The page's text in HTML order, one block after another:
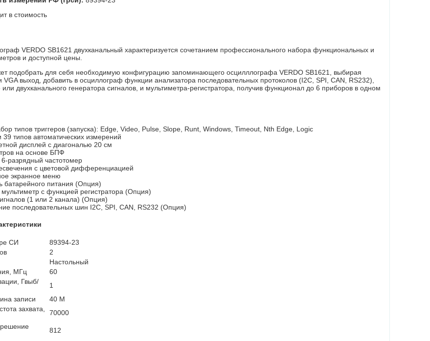
в стоимость
VERDO SB1621 двухканальный характеризуется сочетанием профессионального набора функциональных и
и доступной цены.
подобрать для себя необходимую конфигурацию запоминающего осцилллографа VERDO SB1621, выбирая
VGA выход, добавить в осциллограф функции анализатора последовательных протоколов (I2C, SPI, CAN, RS232),
или двухканального генератора сигналов, и мультиметра-регистратора, получив функционал до 6 приборов в одном
типов триггеров (запуска): Edge, Video, Pulse, Slope, Runt, Windows, Timeout, Nth Edge, Logic
39 типов автоматических измерений
дисплей с диагональю 20 см
на основе БПФ
разрядный частотомер
с цветовой дифференциацией
экранное меню
батарейного питания (Опция)
с функцией регистратора (Опция)
(1 или 2 канала) (Опция)
последовательных шин I2C, SPI, CAN, RS232 (Опция)
СИ
89394-23
2
Настольный
МГц
60
Гвыб/
1
записи
40 M
захвата,
70000
812